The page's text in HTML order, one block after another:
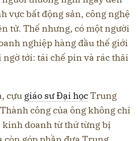
vực bất động sản, công nghệ
tử. Thế nhưng, có một người
nghiệp hàng đầu thế giới
tới: tái chế pin và rác thải
cựu giáo sư Đại họcTrung
công của ông không chỉ
kinh doanh từ thứ từng bị